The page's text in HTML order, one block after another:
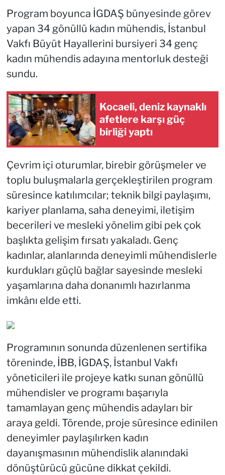
Program boyunca İGDAŞ bünyesinde görev
yapan 34 gönüllü kadın mühendis, İstanbul
Vakfı Büyüt Hayallerini bursiyeri 34 genç
kadın mühendis adayına mentorluk desteği
sundu.
Kocaeli, deniz kaynaklı
afetlere karşı güç
birliği yaptı
Çevrim içi oturumlar, birebir görüşmeler ve
toplu buluşmalarla gerçekleştirilen program
süresince katılımcılar; teknik bilgi paylaşımı,
kariyer planlama, saha deneyimi, iletişim
becerileri ve mesleki yönelim gibi pek çok
başlıkta gelişim fırsatı yakaladı. Genç
kadınlar, alanlarında deneyimli mühendislerle
kurdukları güçlü bağlar sayesinde mesleki
yaşamlarına daha donanımlı hazırlanma
imkânı elde etti.
Programının sonunda düzenlenen sertifika
töreninde, İBB, İGDAŞ, İstanbul Vakfı
yöneticileri ile projeye katkı sunan gönüllü
mühendisler ve programı başarıyla
tamamlayan genç mühendis adayları bir
araya geldi. Törende, proje süresince edinilen
deneyimler paylaşılırken kadın
dayanışmasının mühendislik alanındaki
dönüştürücü gücüne dikkat çekildi.